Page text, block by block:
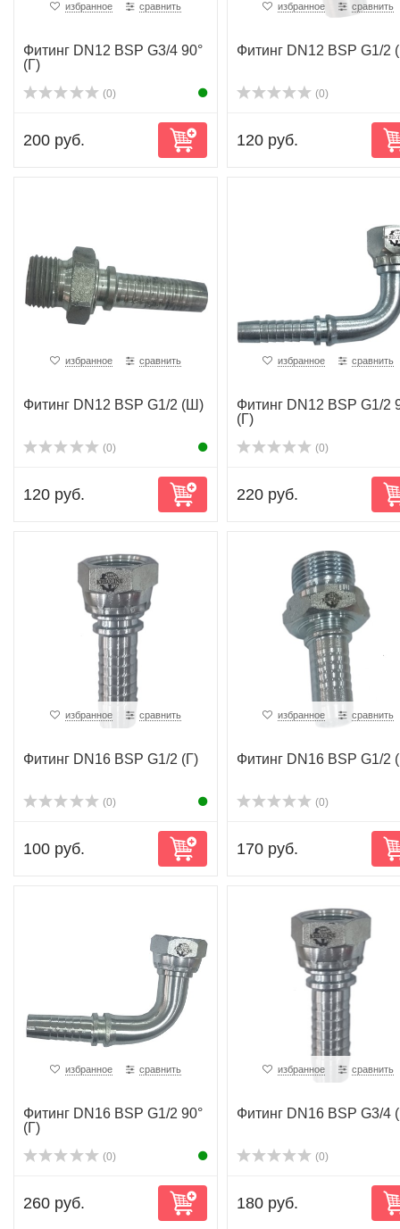
избранное сравнить
Фитинг DN12 BSP G3/4 90°
(Г)
(0)
200 руб.
избранное сравнить
Фитинг DN12 BSP G1/2
(0)
120 руб.
избранное сравнить
Фитинг DN12 BSP G1/2 (Ш)
(0)
120 руб.
избранное сравнить
Фитинг DN12 BSP G1/2
(Г)
(0)
220 руб.
избранное сравнить
Фитинг DN16 BSP G1/2 (Г)
(0)
100 руб.
избранное сравнить
Фитинг DN16 BSP G1/2
(0)
170 руб.
избранное сравнить
Фитинг DN16 BSP G1/2 90°
(Г)
(0)
260 руб.
избранное сравнить
Фитинг DN16 BSP G3/4
(0)
180 руб.